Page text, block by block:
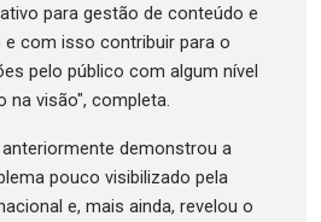
para gestão de conteúdo e
com isso contribuir para o
pelo público com algum nível
na visão", completa.
demonstrou a
pouco visibilizado pela
e, mais ainda, revelou o